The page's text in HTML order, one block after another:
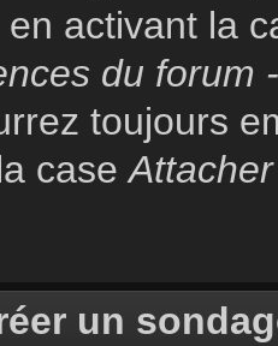
activant la
du forum
toujours
case
un